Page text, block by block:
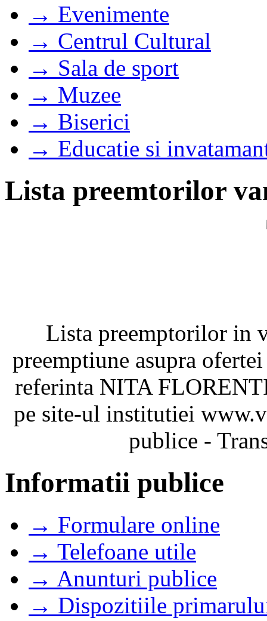
→ Evenimente
→ Centrul Cultural
→ Sala de sport
→ Muzee
→ Biserici
→ Educatie si
Lista preemtorilor
Lista preemptorilor in
preemptiune asupra
referinta NITA
pe site-ul institutiei
publice -
Informatii publice
→ Formulare online
→ Telefoane utile
→ Anunturi publice
→ Dispozitiile